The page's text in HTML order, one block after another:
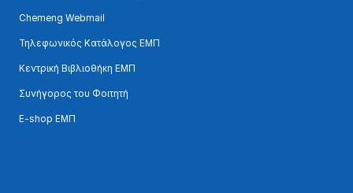
Chemeng Webmail
Τηλεφωνικός Κατάλογος ΕΜΠ
Κεντρική Βιβλιοθήκη ΕΜΠ
Συνήγορος του Φοιτητή
E-shop ΕΜΠ